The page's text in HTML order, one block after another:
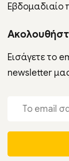
Εισάγετε το
newsletter